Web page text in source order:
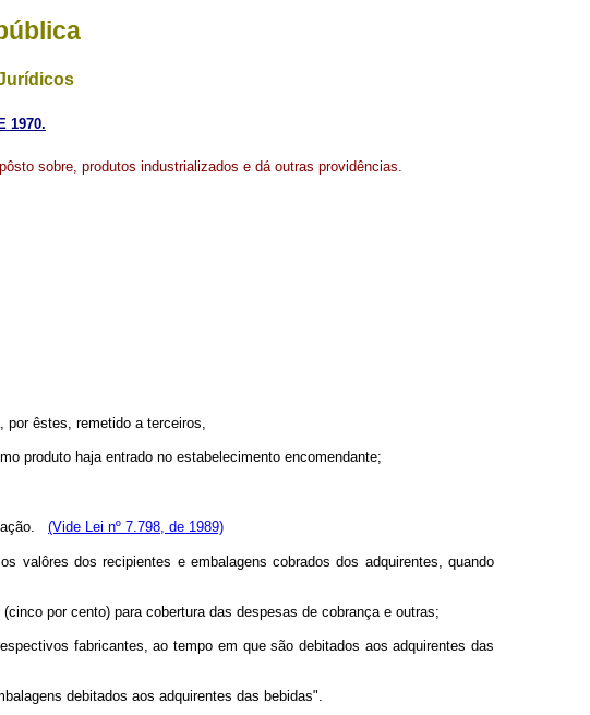
1970.
sobre, produtos industrializados e dá outras providências.
por êstes, remetido a terceiros,
produto haja entrado no estabelecimento encomendante;
(Vide Lei nº 7.798, de 1989)
valôres dos recipientes e embalagens cobrados dos adquirentes, quando
por cento) para cobertura das despesas de cobrança e outras;
fabricantes, ao tempo em que são debitados aos adquirentes das
debitados aos adquirentes das bebidas".